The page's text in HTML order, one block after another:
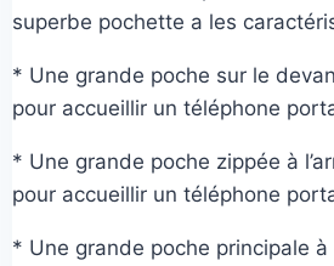
superbe pochette a les
* Une grande poche sur le
pour accueillir un téléphone
* Une grande poche zippée à
pour accueillir un téléphone
* Une grande poche principale